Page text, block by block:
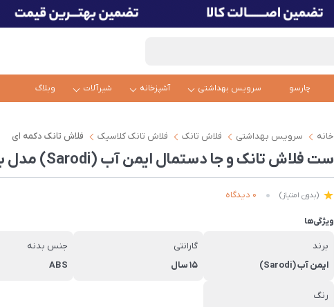
چارسو سرویس بهداشتی آشپزخانه شیرآلات وبلاگ
خانه سرویس بهداشتی فلاش تانک فلاش تانک کلاسیک فلاش تانک دکمه ای
ست فلاش تانک و جا دستمال ایمن آب (Sarodi) مدل بامبو
(بدون امتیاز) 0 دیدگاه
ویژگی‌ها
برند
ایمن آب (Sarodi)
گارانتی
15 سال
جنس بدنه
ABS
رنگ